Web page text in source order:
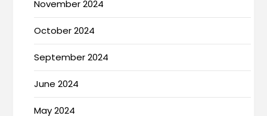
November 2024
October 2024
September 2024
June 2024
May 2024